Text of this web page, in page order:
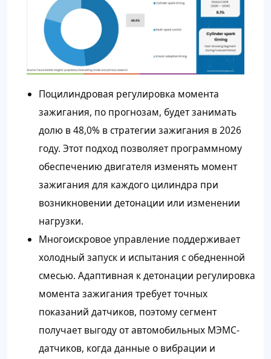
Поцилиндровая регулировка момента
зажигания, по прогнозам, будет занимать
долю в 48,0% в стратегии зажигания в 2026
году. Этот подход позволяет программному
обеспечению двигателя изменять момент
зажигания для каждого цилиндра при
возникновении детонации или изменении
нагрузки.
Многоискровое управление поддерживает
холодный запуск и испытания с обедненной
смесью. Адаптивная к детонации регулировка
момента зажигания требует точных
показаний датчиков, поэтому сегмент
получает выгоду от автомобильных МЭМС-
датчиков, когда данные о вибрации и